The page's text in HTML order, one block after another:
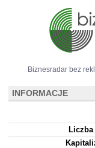
Biznesradar bez
INFORMACJE